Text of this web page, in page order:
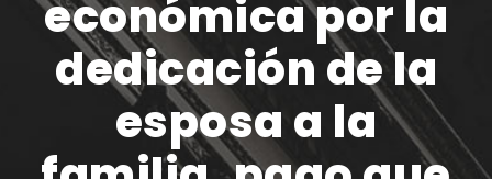
económica por la
dedicación de la
esposa a la